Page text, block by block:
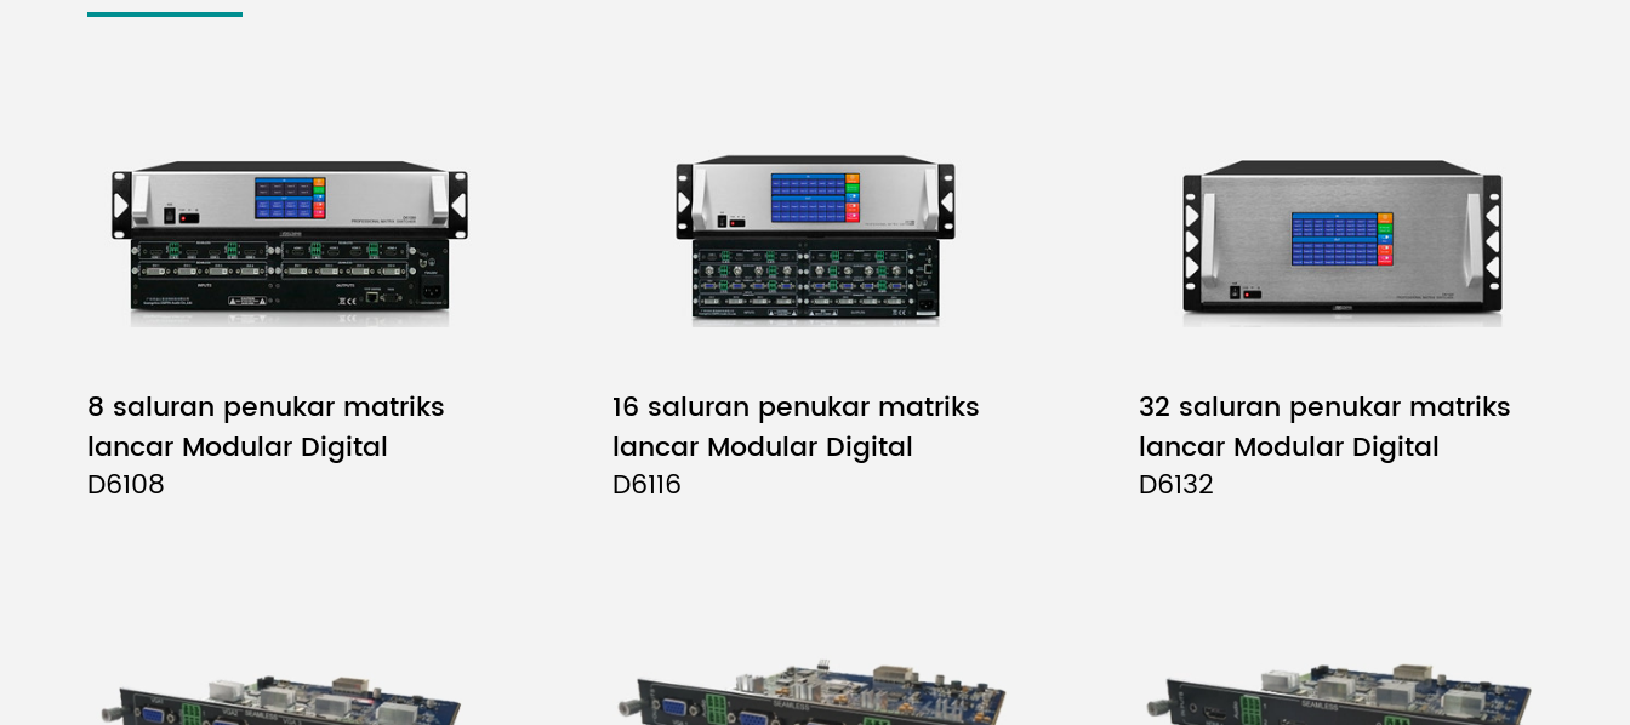
8 saluran penukar matriks
lancar Modular Digital
D6108
16 saluran penukar matriks
lancar Modular Digital
D6116
32 saluran penukar matriks
lancar Modular Digital
D6132